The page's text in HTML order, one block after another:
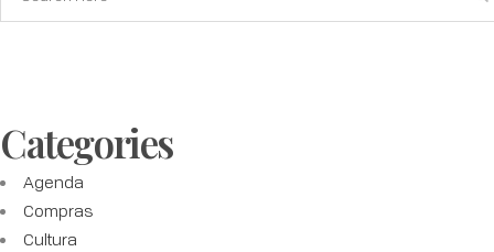
Categories
Agenda
Compras
Cultura